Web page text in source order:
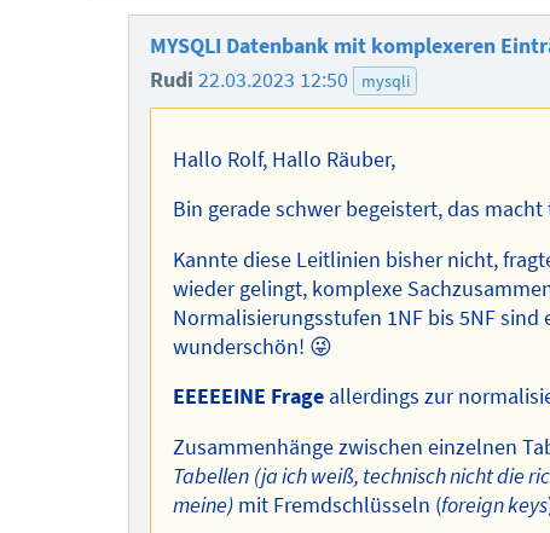
MYSQLI Datenbank mit komplexeren
Rudi22.03.2023 12:50 mysqli
Hallo Rolf, Hallo Räuber,
Bin gerade schwer begeistert, das
Kannte diese Leitlinien bisher nicht,
wieder gelingt, komplexe
Normalisierungsstufen 1NF bis 5NF sind
wunderschön! 😜
EEEEEINE Frageallerdings zur
Zusammenhänge zwischen einzelnen
Tabellen (ja ich weiß, technisch nicht die
meine)mit Fremdschlüsseln (foreign keys